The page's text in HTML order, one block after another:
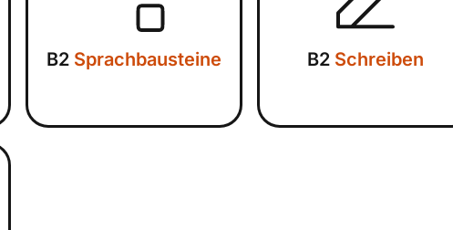
B2 Sprachbausteine B2 Schreiben